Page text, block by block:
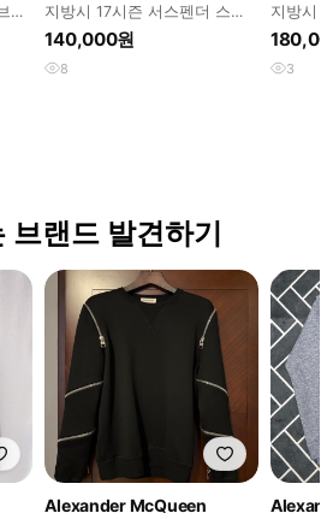
리
지방시 17시즌 서스펜더 스트
렙 화이트 셔츠 (L)
140,000원
8
지방시
건
3
랜드 발견하기
Alexander McQueen